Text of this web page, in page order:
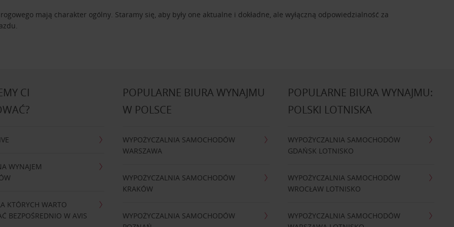
mają charakter ogólny. Staramy się, aby były one aktualne i dokładne, ale wyłączną odpowiedzialność za
CI
WYNAJEM
KTÓRYCH WARTO
BEZPOŚREDNIO W AVIS
POPULARNE BIURA WYNAJMU
W POLSCE
WYPOŻYCZALNIA SAMOCHODÓW
WARSZAWA
WYPOŻYCZALNIA SAMOCHODÓW
KRAKÓW
WYPOŻYCZALNIA SAMOCHODÓW
POPULARNE BIURA WYNAJMU:
POLSKI LOTNISKA
WYPOŻYCZALNIA SAMOCHODÓW
GDAŃSK LOTNISKO
WYPOŻYCZALNIA SAMOCHODÓW
WROCŁAW LOTNISKO
WYPOŻYCZALNIA SAMOCHODÓW